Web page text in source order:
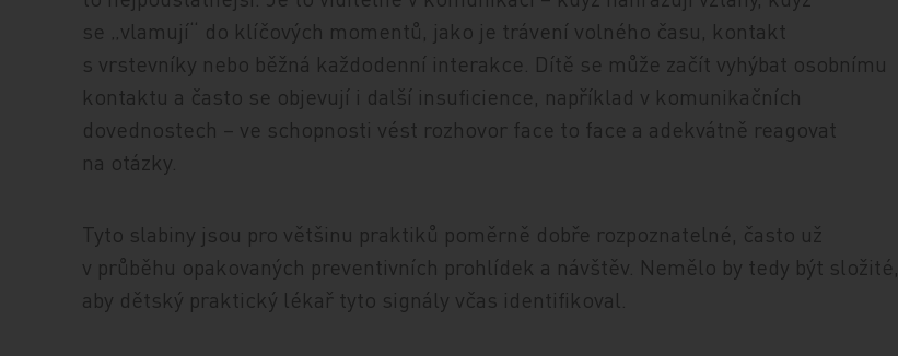
se „vlamují“ do klíčových momentů, jako je trávení volného času, kontakt
s vrstevníky nebo běžná každodenní interakce. Dítě se může začít vyhýbat osobnímu
kontaktu a často se objevují i další insuficience, například v komunikačních
dovednostech – ve schopnosti vést rozhovor face to face a adekvátně reagovat
na otázky.
Tyto slabiny jsou pro většinu praktiků poměrně dobře rozpoznatelné, často už
v průběhu opakovaných preventivních prohlídek a návštěv. Nemělo by tedy být složité,
aby dětský praktický lékař tyto signály včas identifikoval.